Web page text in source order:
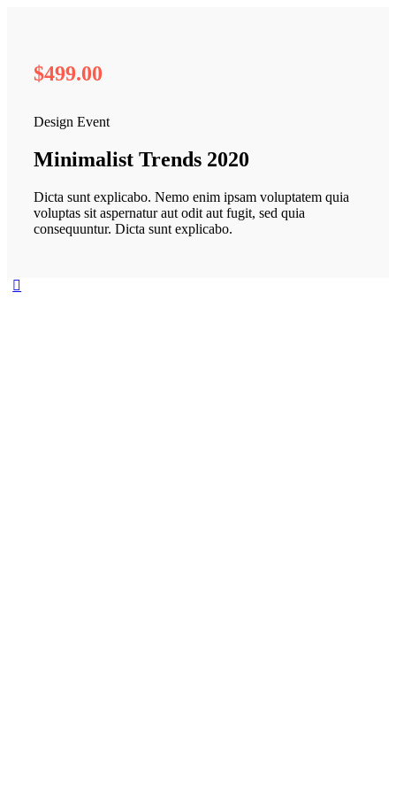
$499.00
Design Event
Minimalist Trends 2020
Dicta sunt explicabo. Nemo enim ipsam voluptatem quia
voluptas sit aspernatur aut odit aut fugit, sed quia
consequuntur. Dicta sunt explicabo.